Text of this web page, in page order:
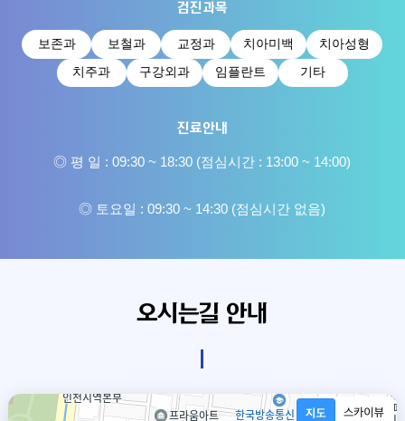
검진과목
보존과 보철과 교정과 치아미백
치아성형
치주과
구강외과 임플란트 기타
진료안내
◎ 평 일 : 09:30 ~ 18:30 (점심시간 : 13:00 ~ 14:00)
◎ 토요일 : 09:30 ~ 14:30 (점심시간 없음)
오시는길 안내